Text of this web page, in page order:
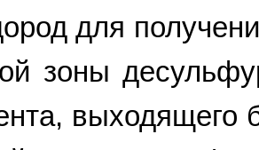
для
зоны
выходящего